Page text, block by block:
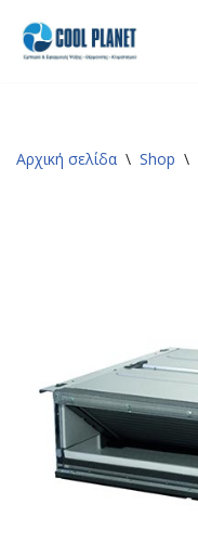
Μεταπηδήστε
Αρχική σελίδα \ Shop \